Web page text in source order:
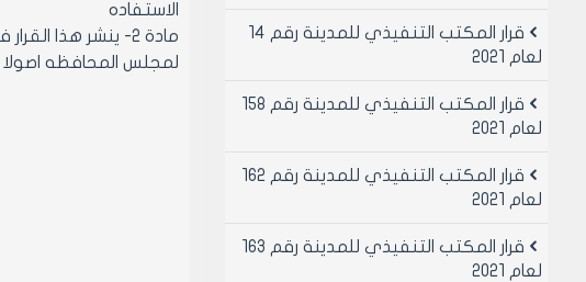
الاستفاده
مادة 2- ينشر هذا
لمجلس المحافظه اصولا
قرار المكتب التنفيذي للمدينة رقم 14
لعام 2021
قرار المكتب التنفيذي للمدينة رقم 158
لعام 2021
قرار المكتب التنفيذي للمدينة رقم 162
لعام 2021
قرار المكتب التنفيذي للمدينة رقم 163
لعام 2021